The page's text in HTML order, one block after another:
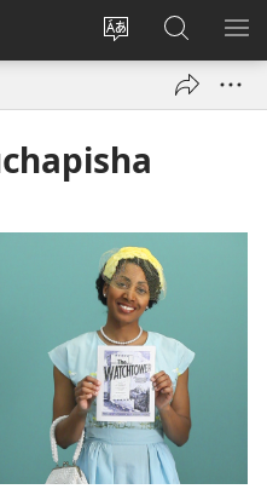
Badili
Ingia
(opens
Tafuta
ku
JW.ORG